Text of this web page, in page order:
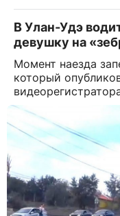
В Улан-Удэ
девушку на
Момент наезда
который